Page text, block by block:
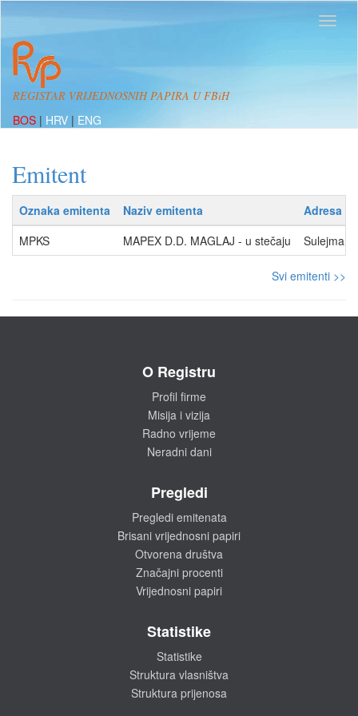
REGISTAR VRIJEDNOSNIH PAPIRA U FBiH
BOS | HRV | ENG
Emitent
Oznaka emitenta Naziv emitenta
Adresa
MPKS
MAPEX D.D. MAGLAJ - u stečaju
Svi emitenti >>
O Registru
Profil firme
Misija i vizija
Radno vrijeme
Neradni dani
Pregledi
Pregledi emitenata
Brisani vrijednosni papiri
Otvorena društva
Značajni procenti
Vrijednosni papiri
Statistike
Statistike
Struktura vlasništva
Struktura prijenosa